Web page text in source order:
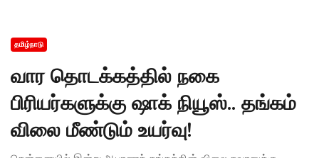
தமிழ்நாடு
வார தொடக்கத்தில் நகை
பிரியர்களுக்கு ஷாக் நியூஸ்.. தங்கம்
விலை மீண்டும் உயர்வு!